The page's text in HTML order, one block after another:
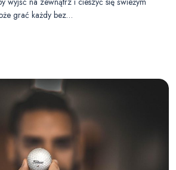
grać każdy bez…